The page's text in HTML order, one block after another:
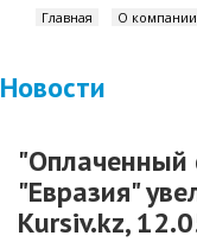
Главная О компании
Новости
"Оплаченный
"Евразия"
Kursiv.kz,